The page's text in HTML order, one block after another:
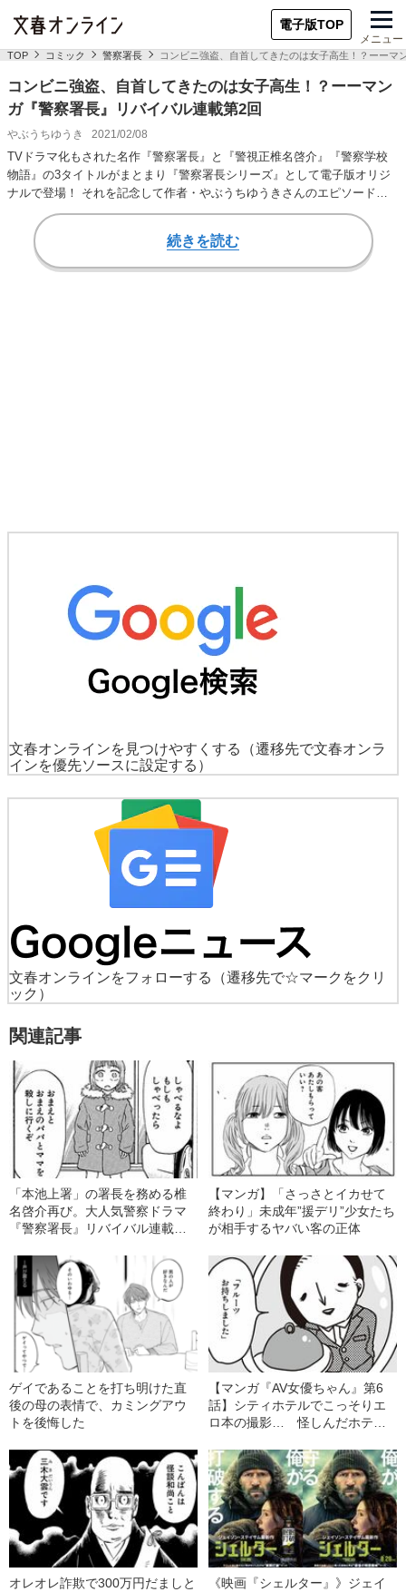
電子版TOP
メニュー
TOP コミック 警察署長 コンビニ強盗、自首してきたのは女子高生！？ーーマ
コンビニ強盗、自首してきたのは女子高生！？ーーマン
ガ『警察署長』リバイバル連載第2回
やぶうちゆうき 2021/02/08
TVドラマ化もされた名作『警察署長』と『警視正椎名啓介』『警察学校
物語』の3タイトルがまとまり『警察署長シリーズ』として電子版オリジ
ナルで登場！ それを記念して作者・やぶうちゆうきさんのエピソードと
ともにセレクショ…
続きを読む
文春オンラインを見つけやすくする
（遷移先で文春オンラ
インを優先ソースに設定する）
文春オンラインをフォローする
（遷移先で☆マークをクリ
ック）
関連記事
「本池上署」の署長を務める椎
名啓介再び。大人気警察ドラマ
『警察署長』リバイバル連載開
【マンガ】「さっさとイカせて
終わり」未成年”援デリ”少女たち
が相手するヤバい客の正体
ゲイであることを打ち明けた直
後の母の表情で、カミングアウ
トを後悔した
【マンガ『AV女優ちゃん』第6
話】シティホテルでこっそりエ
ロ本の撮影… 怪しんだホテル
オレオレ詐欺で300万円だましと
《映画『シェルター』》ジェイ